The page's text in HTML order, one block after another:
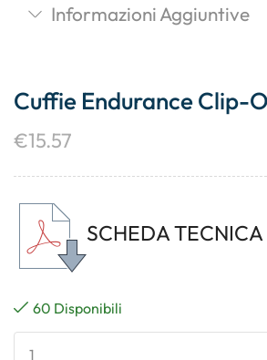
Informazioni Aggiuntive
Cuffie Endurance Clip-
€15.57
SCHEDA TECNICA
60 Disponibili